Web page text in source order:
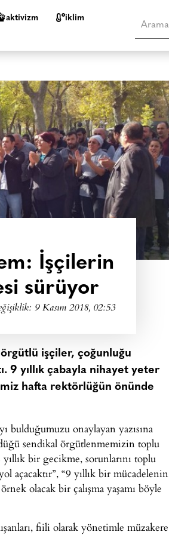
aktivizm i̇klim
İşçilerin
sürüyor
9 Kasım 2018, 02:53
örgütlü işçiler, çoğunluğu
9 yıllık çabayla nihayet yeter
hafta rektörlüğün önünde
bulduğumuzu onaylayan yazısına
sendikal örgütlenmemizin toplu
bir gecikme, sorunlarını toplu
açacaktır”, “9 yıllık bir mücadelenin
olacak bir çalışma yaşamı böyle
fiili olarak yönetimle müzakere